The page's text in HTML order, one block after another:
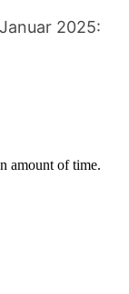
2025: